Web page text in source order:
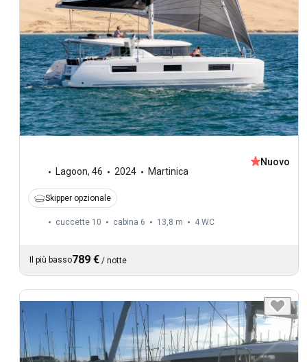
Lagoon, 46 2024 Martinica
Nuovo
Skipper opzionale
cuccette 10 cabina 6 13,8 m 4 WC
Il più basso789 € / notte